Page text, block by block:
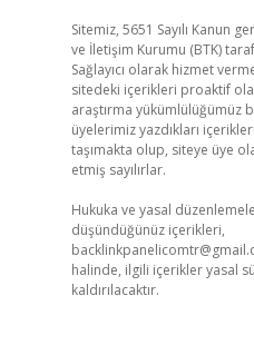
Sitemiz, 5651 Sayılı Kanun
ve İletişim Kurumu (BTK)
Sağlayıcı olarak hizmet
sitedeki içerikleri proaktif
araştırma yükümlülüğümüz
üyelerimiz yazdıkları
taşımakta olup, siteye üye
etmiş sayılırlar.
Hukuka ve yasal
düşündüğünüz içerikleri,
halinde, ilgili içerikler yasal
kaldırılacaktır.